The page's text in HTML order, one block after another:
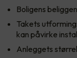
Boligens
Takets
kan påvirke
Anleggets